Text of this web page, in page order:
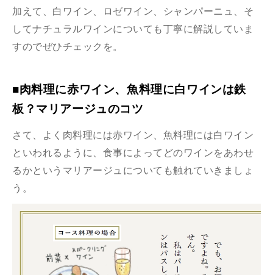
加えて、白ワイン、ロゼワイン、シャンパーニュ、そ
してナチュラルワインについても丁寧に解説していま
すのでぜひチェックを。
■肉料理に赤ワイン、魚料理に白ワインは鉄
板？マリアージュのコツ
さて、よく肉料理には赤ワイン、魚料理には白ワイン
といわれるように、食事によってどのワインをあわせ
るかというマリアージュについても触れていきましょ
う。